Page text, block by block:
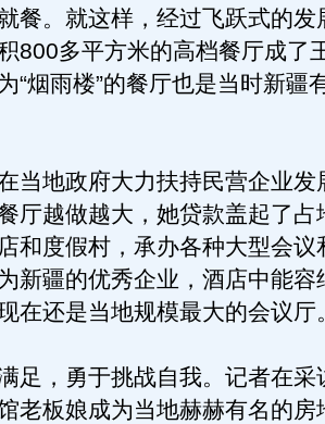
餐。就这样，经过飞跃式的发
800多平方米的高档餐厅成了
“烟雨楼”的餐厅也是当时新疆
地政府大力扶持民营企业发
厅越做越大，她贷款盖起了
和度假村，承办各种大型会议
新疆的优秀企业，酒店中能容
在还是当地规模最大的会议厅
，勇于挑战自我。记者在采
老板娘成为当地赫赫有名的房